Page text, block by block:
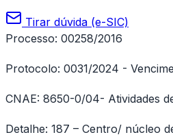
Tirar dúvida (e-SIC)
Processo: 00258/2016
Protocolo: 0031/2024 -
CNAE: 8650-0/04- Atividades
Detalhe: 187 – Centro/ núcleo